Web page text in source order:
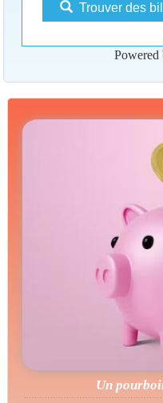
Trouver des
Powered
Un